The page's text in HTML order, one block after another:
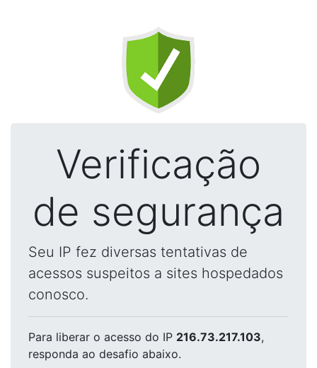
Verificação
de segurança
Seu IP fez diversas tentativas de
acessos suspeitos a sites hospedados
conosco.
Para liberar o acesso do IP 216.73.217.103,
responda ao desafio abaixo.